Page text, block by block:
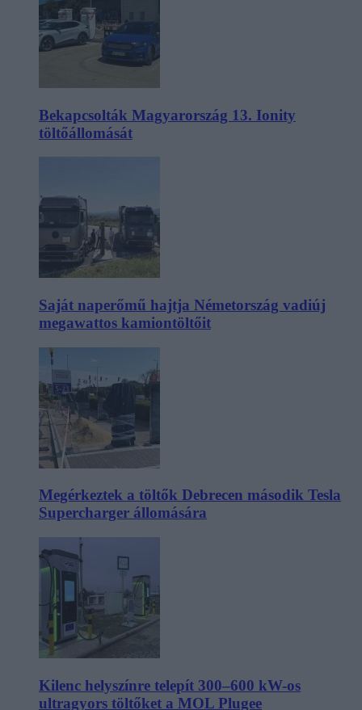
Bekapcsolták Magyarország 13. Ionity
töltőállomását
Saját naperőmű hajtja Németország vadiúj
megawattos kamiontöltőit
Megérkeztek a töltők Debrecen második Tesla
Supercharger állomására
Kilenc helyszínre telepít 300–600 kW-os
ultragyors töltőket a MOL Plugee